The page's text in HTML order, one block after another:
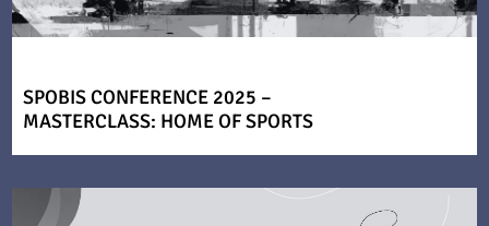
SPOBIS CONFERENCE 2025 –
MASTERCLASS: HOME OF SPORTS